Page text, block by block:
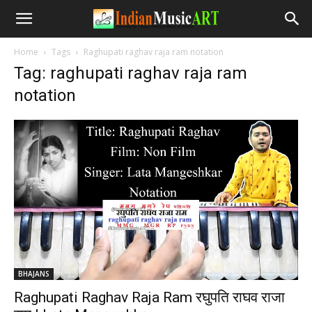
Home Tags Raghupati raghav raja ram notation
Tag: raghupati raghav raja ram
notation
BHAJANS
Raghupati Raghav Raja Ram रघुपति राघव राजा